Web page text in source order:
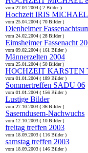
vom 27.04.2004 ( 2 Bilder )
Hochzeit IRIS MICHAEL
vom 25.04.2004 ( 70 Bilder )
Dienheimer
vom 24.02.2004 ( 28 Bilder )
Eimsheimer Fassenacht
vom 09.02.2004 ( 161 Bilder )
Männerzelten 2004
vom 25.01.2004 ( 50 Bilder )
HOCHZEIT KARSTEN
vom 01.01.2004 ( 189 Bilder )
Sommertreffen SADU 06
vom 01.01.2004 ( 156 Bilder )
Lustige Bilder
vom 27.10.2003 ( 36 Bilder )
Sasemdusem-Nachwuchs
vom 12.10.2003 ( 10 Bilder )
freitag treffen 2003
vom 18.09.2003 ( 116 Bilder )
samstag treffen 2003
vom 18.09.2003 ( 146 Bilder )